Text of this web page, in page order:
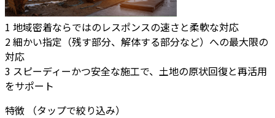
1 地域密着ならではのレスポンスの速さと柔軟な対応
2細かい指定（残す部分、解体する部分など）への最大限の
対応
3 スピーディーかつ安全な施工で、土地の原状回復と再活用
をサポート
特徴
（タップで絞り込み）